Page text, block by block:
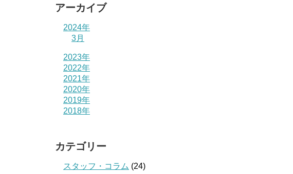
アーカイブ
2024年
3月
2023年
2022年
2021年
2020年
2019年
2018年
カテゴリー
スタッフ・コラム (24)